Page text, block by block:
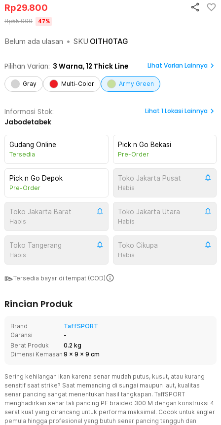
Belum ada ulasan • SKU OITH0TAG
Rp29.800
Rp55.900 47%
Pilihan Varian: 3 Warna,12 Thick Line Lihat Varian Lainnya
Gray Multi-Color Army Green
Informasi Stok:
Jabodetabek
Lihat 1Lokasi Lainnya
Gudang Online
Tersedia
Pick n Go Bekasi
Pre-Order
Pick n Go Depok
Pre-Order
Toko Jakarta Pusat
Habis
Toko Jakarta Barat
Habis
Toko Jakarta Utara
Habis
Toko Tangerang
Habis
Toko Cikupa
Habis
Tersedia bayar di tempat (COD)
Rincian Produk
Brand
TaffSPORT
Garansi
-
Berat Produk
0.2 kg
Dimensi Kemasan 9 x 9 x 9 cm
Sering kehilangan ikan karena senar mudah putus, kusut, atau kurang
sensitif saat strike? Saat memancing di sungai maupun laut, kualitas
senar pancing sangat menentukan hasil tangkapan. TaffSPORT
menghadirkan senar tali pancing PE braided 300 M dengan konstruksi 4
serat kuat yang dirancang untuk performa maksimal. Cocok untuk angler
pemula hingga profesional yang butuh senar pancing tangguh dan